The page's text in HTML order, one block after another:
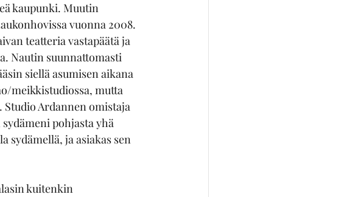
kaupunki. Muutin
vuonna 2008.
teatteria vastapäätä ja
Nautin suunnattomasti
siellä asumisen aikana
meikkistudiossa, mutta
Ardannen omistaja
pohjasta yhä
sydämellä, ja asiakas sen
kuitenkin